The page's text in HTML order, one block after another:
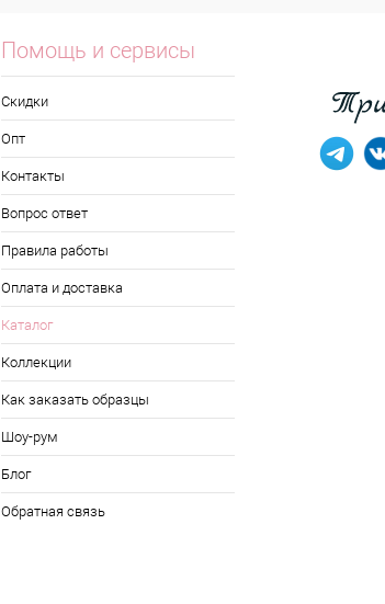
Помощь и сервисы
Скидки
Опт
Контакты
Вопрос ответ
Правила работы
Оплата и доставка
Каталог
Коллекции
Как заказать образцы
Шоу-рум
Блог
Обратная связь